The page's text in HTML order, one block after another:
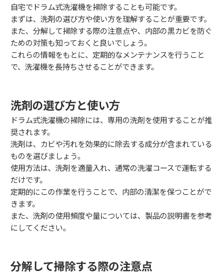
自宅でドラム式洗濯機を掃除することも可能です。
まずは、洗剤の選び方や使い方を理解することが重要です。
また、分解して掃除する際の注意点や、内部の黒カビを防ぐ
ための対策も知っておくと良いでしょう。
これらの情報をもとに、定期的なメンテナンスを行うこと
で、洗濯機を長持ちさせることができます。
洗剤の選び方と使い方
ドラム式洗濯機の掃除には、専用の洗剤を使用することが推
奨されます。
洗剤は、カビや汚れを効果的に除去する成分が含まれている
ものを選びましょう。
使用方法は、洗剤を適量入れ、通常の洗濯コースで運転する
だけです。
定期的にこの作業を行うことで、内部の清潔を保つことがで
きます。
また、洗剤の使用頻度や量については、製品の説明書を参考
にしてください。
分解して掃除する際の注意点